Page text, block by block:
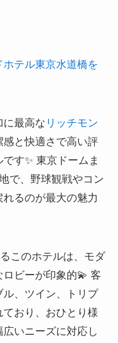
テル東京水道橋を
に最高な リッチモン
感と快適さで高い評
す✨ 東京ドームま
で、野球観戦やコン
るのが最大の魅力
このホテルは、モダ
ビーが印象的💫 客
、ツイン、トリプ
おり、おひとり様
いニーズに対応し